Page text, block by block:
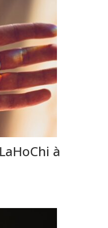
à